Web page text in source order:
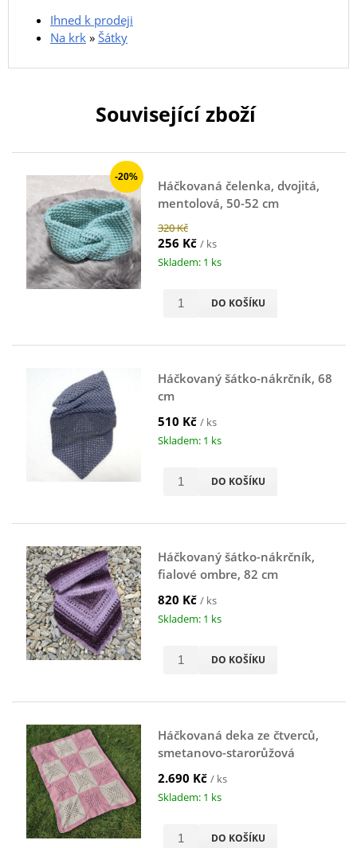
Ihned k prodeji
Na krk » Šátky
Související zboží
-20%
Háčkovaná čelenka, dvojitá,
mentolová, 50-52 cm
320 Kč
256 Kč / ks
Skladem: 1 ks
DO KOŠÍKU
Háčkovaný šátko-nákrčník, 68
cm
510 Kč / ks
Skladem: 1 ks
DO KOŠÍKU
Háčkovaný šátko-nákrčník,
fialové ombre, 82 cm
820 Kč / ks
Skladem: 1 ks
DO KOŠÍKU
Háčkovaná deka ze čtverců,
smetanovo-starorůžová
2.690 Kč / ks
Skladem: 1 ks
DO KOŠÍKU